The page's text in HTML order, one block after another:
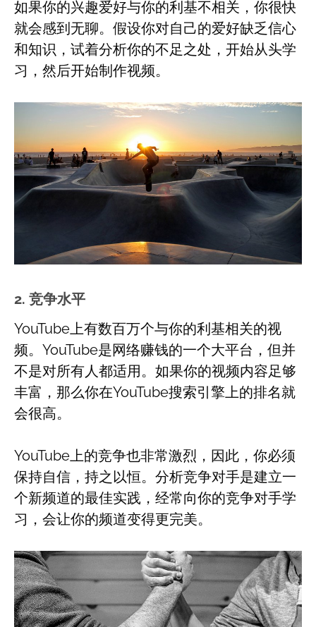
如果你的兴趣爱好与你的利基不相关，你很快
就会感到无聊。假设你对自己的爱好缺乏信心
和知识，试着分析你的不足之处，开始从头学
习，然后开始制作视频。
2. 竞争水平
YouTube上有数百万个与你的利基相关的视
频。YouTube是网络赚钱的一个大平台，但并
不是对所有人都适用。如果你的视频内容足够
丰富，那么你在YouTube搜索引擎上的排名就
会很高。
YouTube上的竞争也非常激烈，因此，你必须
保持自信，持之以恒。分析竞争对手是建立一
个新频道的最佳实践，经常向你的竞争对手学
习，会让你的频道变得更完美。